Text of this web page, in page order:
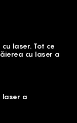
laser. Tot ce
cu laser a
laser a